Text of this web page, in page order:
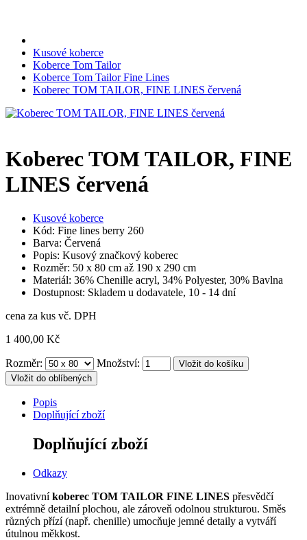
Kusové koberce
Koberce Tom Tailor
Koberce Tom Tailor Fine Lines
Koberec TOM TAILOR, FINE LINES červená
Koberec TOM TAILOR, FINE
LINES červená
Kusové koberce
Kód: Fine lines berry 260
Barva: Červená
Popis: Kusový značkový koberec
Rozměr: 50 x 80 cm až 190 x 290 cm
Materiál: 36% Chenille acryl, 34% Polyester, 30% Bavlna
Dostupnost: Skladem u dodavatele, 10 - 14 dní
cena za kus vč. DPH
1 400,00 Kč
Rozměr: Množství:
Vložit do oblíbených
Popis
Doplňující zboží
Doplňující zboží
Odkazy
Inovativníkoberec TOM TAILOR FINE LINES přesvědčí
extrémně detailní plochou, ale zároveň odolnou strukturou. Směs
různých přízí (např. chenille) umocňuje jemné detaily a vytváří
útulnou měkkost.